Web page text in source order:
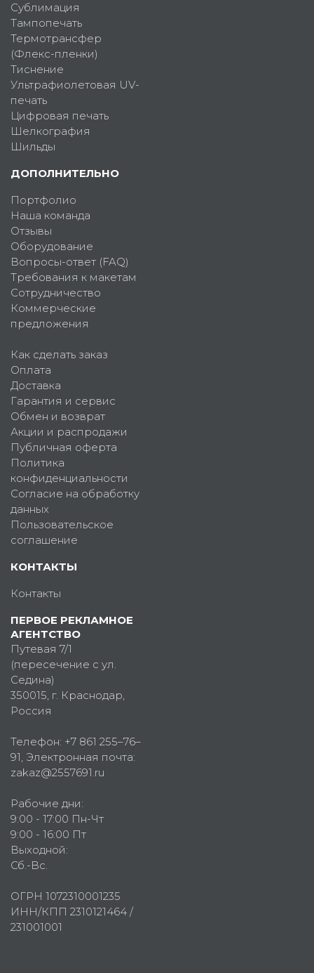
Сублимация
Тампопечать
Термотрансфер
(Флекс-пленки)
Тиснение
Ультрафиолетовая UV-
печать
Цифровая печать
Шелкография
Шильды
ДОПОЛНИТЕЛЬНО
Портфолио
Наша команда
Отзывы
Оборудование
Вопросы-ответ (FAQ)
Требования к макетам
Сотрудничество
Коммерческие
предложения
Как сделать заказ
Оплата
Доставка
Гарантия и сервис
Обмен и возврат
Акции и распродажи
Публичная оферта
Политика
конфиденциальности
Согласие на обработку
данных
Пользовательское
соглашение
КОНТАКТЫ
Контакты
ПЕРВОЕ РЕКЛАМНОЕ
АГЕНТСТВО
Путевая 7/1
(пересечение с ул.
Седина)
350015, г. Краснодар,
Россия
Телефон: +7 861 255–76–
91, Электронная почта:
zakaz@2557691.ru
Рабочие дни:
9:00 - 17:00 Пн-Чт
9:00 - 16:00 Пт
Выходной:
Сб.-Вс.
ОГРН 1072310001235
ИНН/КПП 2310121464 /
231001001